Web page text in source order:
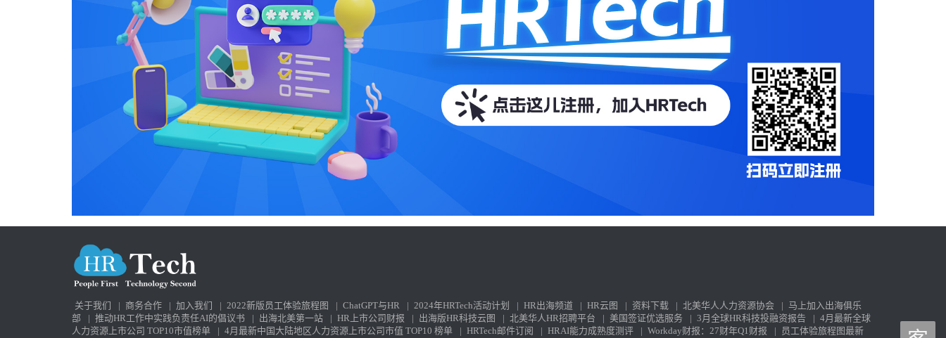
关于我们 | 商务合作 | 加入我们 | 2022新版员工体验旅程图 | ChatGPT与HR | 2024年HRTech活动计划 | HR出海频道 | HR云图 | 资料下载 | 北美华人人力资源协会 | 马上加入出海俱乐
部
| 推动HR工作中实践负责任AI的倡议书 | 出海北美第一站 | HR上市公司财报 | 出海版HR科技云图 | 北美华人HR招聘平台 | 美国签证优选服务 | 3月全球HR科技投融资报告 | 4月最新全球
人力资源上市公司 TOP10市值榜单
| 4月最新中国大陆地区人力资源上市公司市值 TOP10 榜单 | HRTech邮件订阅 | HRAI能力成熟度测评 | Workday财报：27财年Q1财报 | 员工体验旅程图最新